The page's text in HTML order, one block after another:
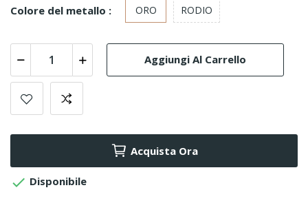
Colore del metallo : ORO RODIO
Aggiungi Al Carrello
Acquista Ora
 Disponibile